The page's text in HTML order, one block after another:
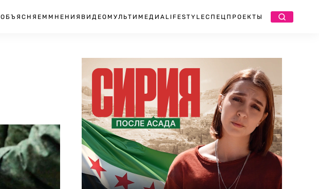
ОБЪЯСНЯЕМ МНЕНИЯ ВИДЕО МУЛЬТИМЕДИА LIFESTYLEСПЕЦПРОЕКТЫ